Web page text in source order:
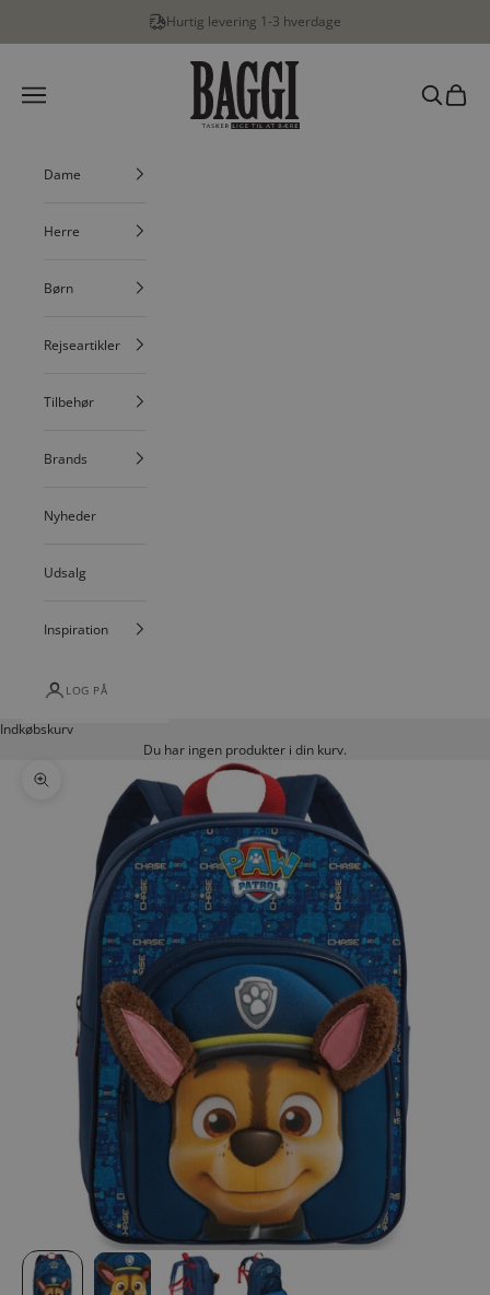
Hurtig levering 1-3 hverdage
BAGGI
Menu
Søg
Dame
Herre
Børn
Rejseartikler
Tilbehør
Brands
Nyheder
Udsalg
Inspiration
LOG PÅ
Indkøbskurv
Du har ingen produkter i din kurv.
Zoom